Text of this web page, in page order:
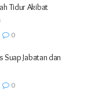
Tidur Akibat
0
Jabatan dan
0